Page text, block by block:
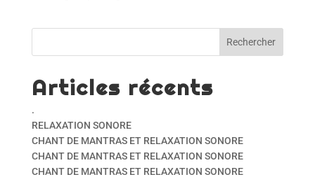
Articles récents
.
RELAXATION SONORE
CHANT DE MANTRAS ET RELAXATION SONORE
CHANT DE MANTRAS ET RELAXATION SONORE
CHANT DE MANTRAS ET RELAXATION SONORE